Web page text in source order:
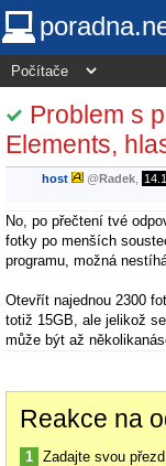
Problem s
Elements,
host @Radek
No, po přečtení tvé
fotky po menších
programu, možná
Otevřít najednou 2300
totiž 15GB, ale jelikož
může být až
Reakce na
1 Zadajte svou